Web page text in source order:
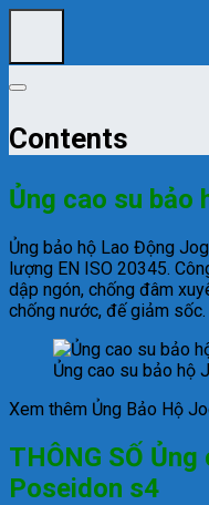
Contents
Ủng cao su bảo
Ủng bảo hộ Lao Động
lượng EN ISO 20345.
dập ngón, chống đâm
chống nước, đế giảm sốc.
Ủng cao su bảo hộ
Xem thêm Ủng Bảo Hộ
THÔNG SỐ
Poseidon s4